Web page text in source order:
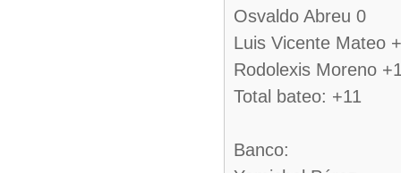
Osvaldo Abreu 0
Luis Vicente Mateo
Rodolexis Moreno
Total bateo: +11
Banco: